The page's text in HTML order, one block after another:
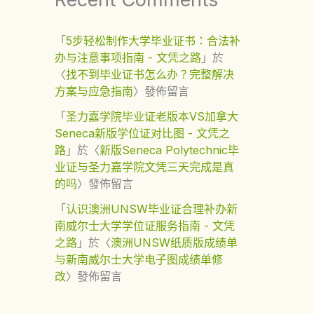
「5步轻松制作大学毕业证书：合法补
办与注意事项指南 - 文凭之路 」於
〈找不到毕业证书怎么办？完整解决
方案与应急指南〉發佈留言
「圣力嘉学院毕业证老版本VS加拿大
Seneca新版学位证对比图 - 文凭之
路 」於〈新版Seneca Polytechnic毕
业证与圣力嘉学院文凭三天完成是真
的吗〉發佈留言
「认识澳洲UNSW毕业证合理补办新
南威尔士大学学位证服务指南 - 文凭
之路 」於〈澳洲UNSW纸质版成绩单
与新南威尔士大学电子图成绩单修
改〉發佈留言